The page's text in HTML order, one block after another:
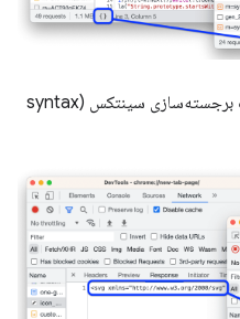
علاوه بر این، فایل‌های SVG از قابلیت برجسته‌سازی سینتکس (syntax